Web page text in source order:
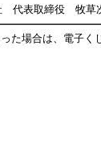
代表取締役 牧草
た場合は、電子く